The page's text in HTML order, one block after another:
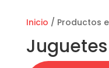
Inicio / Productos
Juguetes